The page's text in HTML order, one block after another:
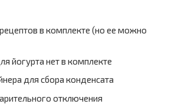
в комплекте (но ее можно
йогурта нет в комплекте
для сбора конденсата
отключения